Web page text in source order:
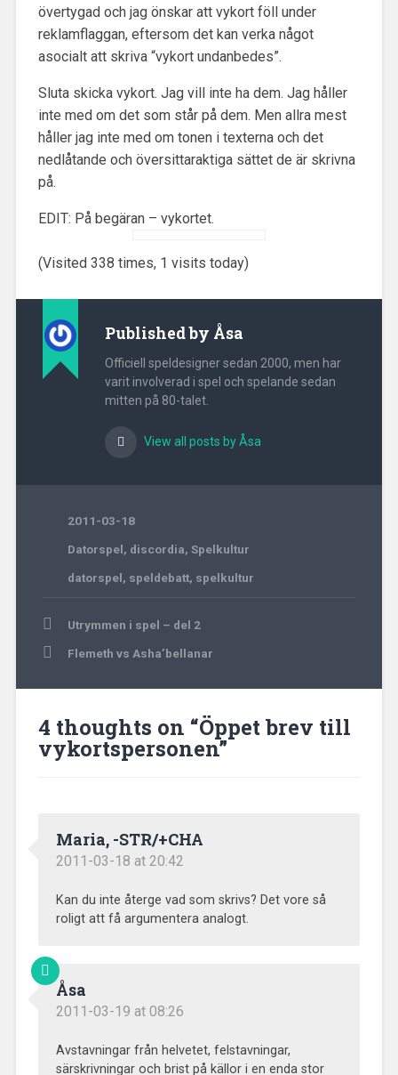
övertygad och jag önskar att vykort föll under
reklamflaggan, eftersom det kan verka något
asocialt att skriva “vykort undanbedes”.
Sluta skicka vykort. Jag vill inte ha dem. Jag håller
inte med om det som står på dem. Men allra mest
håller jag inte med om tonen i texterna och det
nedlåtande och översittaraktiga sättet de är skrivna
på.
EDIT: På begäran – vykortet.
(Visited 338 times, 1 visits today)
Published by Åsa
Officiell speldesigner sedan 2000, men har
varit involverad i spel och spelande sedan
mitten på 80-talet.
View all posts by Åsa
2011-03-18
Datorspel, discordia, Spelkultur
datorspel, speldebatt, spelkultur
Post
navigation
Utrymmen i spel – del 2
Flemeth vs Asha’bellanar
4 thoughts on “Öppet brev till
vykortspersonen”
Maria, -STR/+CHA
2011-03-18 at 20:42
Kan du inte återge vad som skrivs? Det vore så
roligt att få argumentera analogt.
Åsa
2011-03-19 at 08:26
Avstavningar från helvetet, felstavningar,
särskrivningar och brist på källor i en enda stor